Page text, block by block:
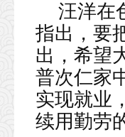
汪洋在
指出，要
出，希望
普次仁家
实现就业
续用勤劳